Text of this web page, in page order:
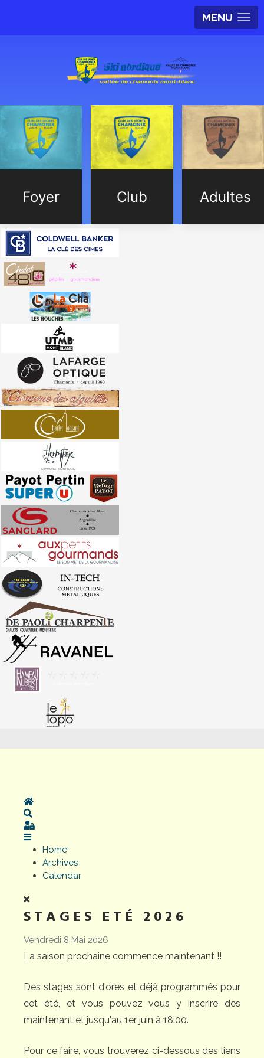
MENU
Foyer Club Adultes
Home
Sign In
Home
Archives
Calendar
STAGES ETÉ 2026
Vendredi 8 Mai 2026
La saison prochaine commence maintenant !!
Des stages sont d'ores et déjà programmés pour
cet été, et vous pouvez vous y inscrire dès
maintenant et jusqu'au 1er juin à 18:00.
Pour ce faire, vous trouverez ci-dessous des liens